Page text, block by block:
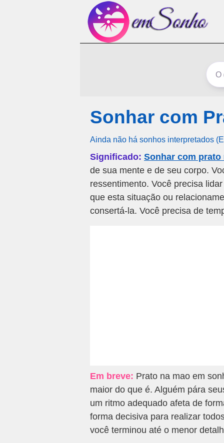
Sonhar com
Ainda não há sonhos interpretados
Significado: Sonhar com prato
de sua mente e de seu corpo.
ressentimento. Você precisa
que esta situação ou
consertá-la. Você precisa de
Em breve: Prato na mao em
maior do que é. Alguém pára
um ritmo adequado afeta de
forma decisiva para realizar
você terminou até o menor